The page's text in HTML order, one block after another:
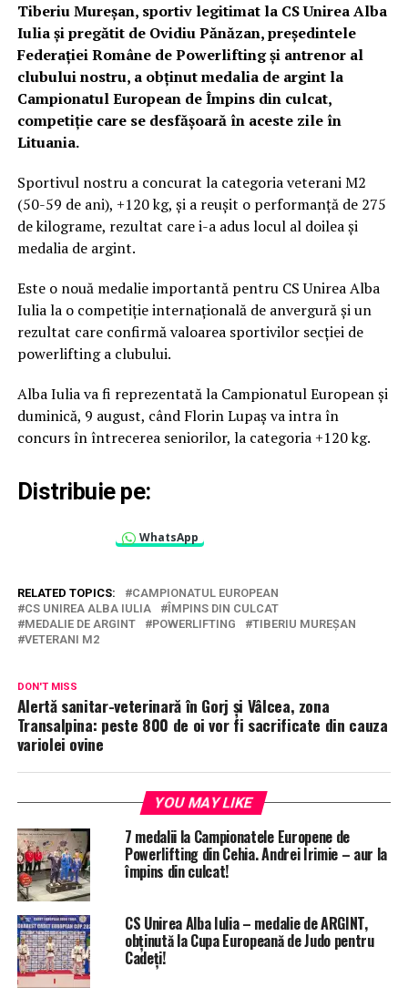
Tiberiu Mureșan, sportiv legitimat la CS Unirea Alba
Iulia și pregătit de Ovidiu Pănăzan, președintele
Federației Române de Powerlifting și antrenor al
clubului nostru, a obținut medalia de argint la
Campionatul European de Împins din culcat,
competiție care se desfășoară în aceste zile în
Lituania.
Sportivul nostru a concurat la categoria veterani M2
(50-59 de ani), +120 kg, și a reușit o performanță de 275
de kilograme, rezultat care i-a adus locul al doilea și
medalia de argint.
Este o nouă medalie importantă pentru CS Unirea Alba
Iulia la o competiție internațională de anvergură și un
rezultat care confirmă valoarea sportivilor secției de
powerlifting a clubului.
Alba Iulia va fi reprezentată la Campionatul European și
duminică, 9 august, când Florin Lupaș va intra în
concurs în întrecerea seniorilor, la categoria +120 kg.
Distribuie pe:
WhatsApp
RELATED TOPICS:
CAMPIONATUL EUROPEAN
CS UNIREA ALBA IULIA
ÎMPINS DIN CULCAT
MEDALIE DE ARGINT
POWERLIFTING
TIBERIU MUREȘAN
VETERANI M2
DON'T MISS
Alertă sanitar-veterinară în Gorj și Vâlcea, zona
Transalpina: peste 800 de oi vor fi sacrificate din cauza
variolei ovine
YOU MAY LIKE
7 medalii la Campionatele Europene de
Powerlifting din Cehia. Andrei Irimie – aur la
împins din culcat!
CS Unirea Alba Iulia – medalie de ARGINT,
obținută la Cupa Europeană de Judo pentru
Cadeți!